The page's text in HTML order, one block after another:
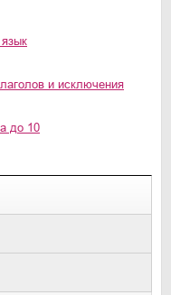
и исключения
до 10